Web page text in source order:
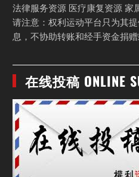
法律服务资源 医疗康复资源 家
请注意：权利运动平台只为其
息，不协助转账和经手资金捐赠
在线投稿 ONLINE